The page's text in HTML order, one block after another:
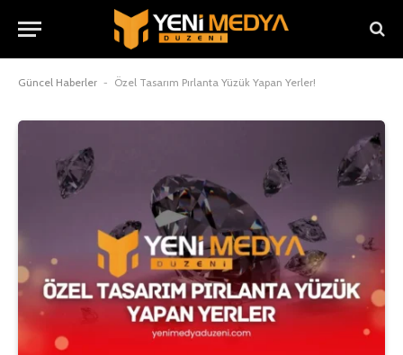
Güncel Haberler - Özel Tasarım Pırlanta Yüzük Yapan Yerler!